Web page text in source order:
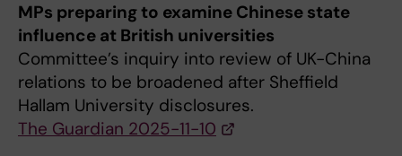
MPs preparing to examine Chinese state
influence at British universities
Committee’s inquiry into review of UK-China
relations to be broadened after Sheffield
Hallam University disclosures.
The Guardian 2025-11-10